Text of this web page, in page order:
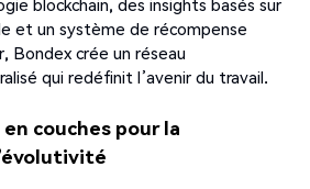
blockchain, des insights basés sur
et un système de récompense
Bondex crée un réseau
qui redéfinit l’avenir du travail.
couches pour la